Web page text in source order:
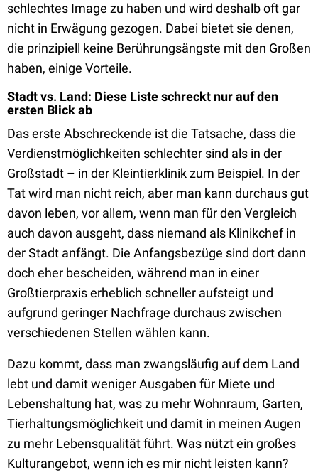
schlechtes Image zu haben und wird deshalb oft gar
nicht in Erwägung gezogen. Dabei bietet sie denen,
die prinzipiell keine Berührungsängste mit den Großen
haben, einige Vorteile.
Stadt vs. Land: Diese Liste schreckt nur auf den
ersten Blick ab
Das erste Abschreckende ist die Tatsache, dass die
Verdienstmöglichkeiten schlechter sind als in der
Großstadt – in der Kleintierklinik zum Beispiel. In der
Tat wird man nicht reich, aber man kann durchaus gut
davon leben, vor allem, wenn man für den Vergleich
auch davon ausgeht, dass niemand als Klinikchef in
der Stadt anfängt. Die Anfangsbezüge sind dort dann
doch eher bescheiden, während man in einer
Großtierpraxis erheblich schneller aufsteigt und
aufgrund geringer Nachfrage durchaus zwischen
verschiedenen Stellen wählen kann.
Dazu kommt, dass man zwangsläufig auf dem Land
lebt und damit weniger Ausgaben für Miete und
Lebenshaltung hat, was zu mehr Wohnraum, Garten,
Tierhaltungsmöglichkeit und damit in meinen Augen
zu mehr Lebensqualität führt. Was nützt ein großes
Kulturangebot, wenn ich es mir nicht leisten kann?